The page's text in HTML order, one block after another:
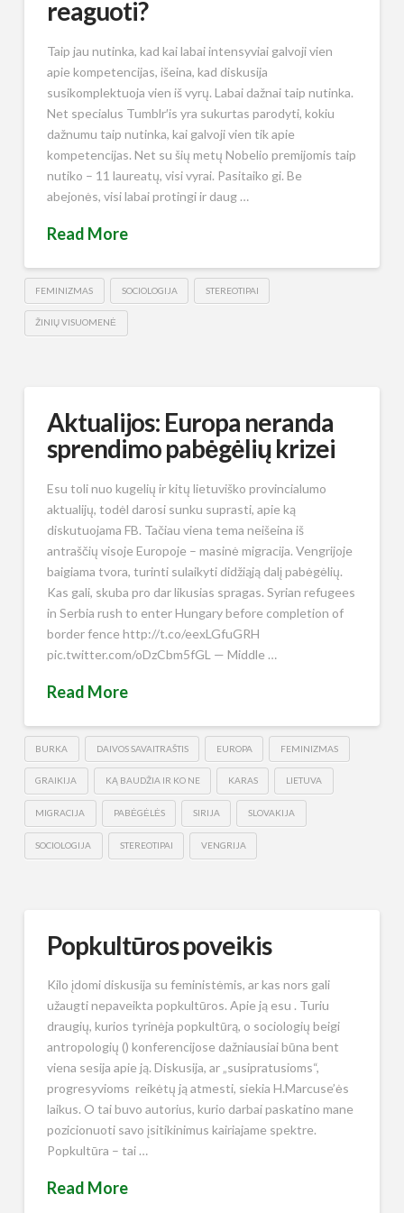
reaguoti?
Taip jau nutinka, kad kai labai intensyviai galvoji vien
apie kompetencijas, išeina, kad diskusija
susikomplektuoja vien iš vyrų. Labai dažnai taip nutinka.
Net specialus Tumblr′is yra sukurtas parodyti, kokiu
dažnumu taip nutinka, kai galvoji vien tik apie
kompetencijas. Net su šių metų Nobelio premijomis taip
nutiko – 11 laureatų, visi vyrai. Pasitaiko gi. Be
abejonės, visi labai protingi ir daug …
Read More
FEMINIZMAS SOCIOLOGIJA STEREOTIPAI
ŽINIŲ VISUOMENĖ
Aktualijos: Europa neranda
sprendimo pabėgėlių krizei
Esu toli nuo kugelių ir kitų lietuviško provincialumo
aktualijų, todėl darosi sunku suprasti, apie ką
diskutuojama FB. Tačiau viena tema neišeina iš
antraščių visoje Europoje – masinė migracija. Vengrijoje
baigiama tvora, turinti sulaikyti didžiąją dalį pabėgėlių.
Kas gali, skuba pro dar likusias spragas. Syrian refugees
in Serbia rush to enter Hungary before completion of
border fence http://t.co/eexLGfuGRH
pic.twitter.com/oDzCbm5fGL — Middle …
Read More
BURKA DAIVOS SAVAITRAŠTIS EUROPA FEMINIZMAS
GRAIKIJA KĄ BAUDŽIA IR KO NE KARAS LIETUVA
MIGRACIJA PABĖGĖLĖS SIRIJA SLOVAKIJA
SOCIOLOGIJA STEREOTIPAI VENGRIJA
Popkultūros poveikis
Kilo įdomi diskusija su feministėmis, ar kas nors gali
užaugti nepaveikta popkultūros. Apie ją esu . Turiu
draugių, kurios tyrinėja popkultūrą, o sociologių beigi
antropologių () konferencijose dažniausiai būna bent
viena sesija apie ją. Diskusija, ar „susipratusioms“,
progresyvioms reikėtų ją atmesti, siekia H.Marcuse’ės
laikus. O tai buvo autorius, kurio darbai paskatino mane
pozicionuoti savo įsitikinimus kairiajame spektre.
Popkultūra – tai …
Read More